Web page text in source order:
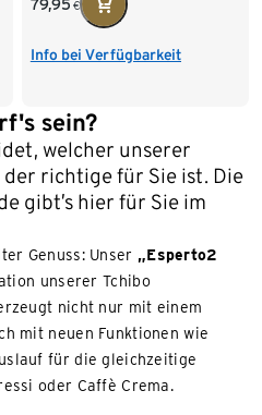
79,95 €
Info bei Verfügbarkeit
sein?
welcher unserer
richtige für Sie ist. Die
gibt’s hier für Sie im
Genuss: Unser „Esperto2
unserer Tchibo
nicht nur mit einem
mit neuen Funktionen wie
für die gleichzeitige
oder Caffè Crema.